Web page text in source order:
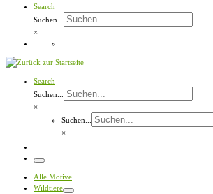
Search
Suchen...
×
Search
Suchen...
×
Suchen...
×
Menü
Alle Motive
Wildtiere